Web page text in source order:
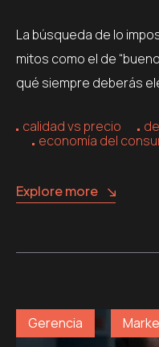
La búsqueda de lo
mitos como el de
qué siempre deberás
calidad vs precio
economía del
Explore more
Gerencia